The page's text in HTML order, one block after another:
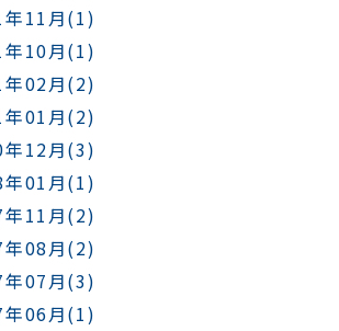
年11月(1)
年10月(1)
年02月(2)
年01月(2)
年12月(3)
年01月(1)
年11月(2)
年08月(2)
年07月(3)
年06月(1)